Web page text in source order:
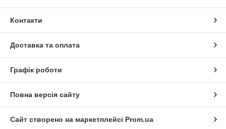
Контакти
Доставка та оплата
Графік роботи
Повна версія сайту
Сайт створено на маркетплейсі Prom.ua